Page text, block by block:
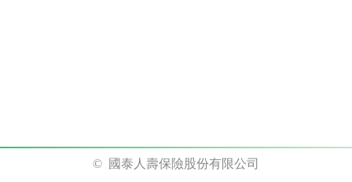
© 國泰人壽保險股份有限公司